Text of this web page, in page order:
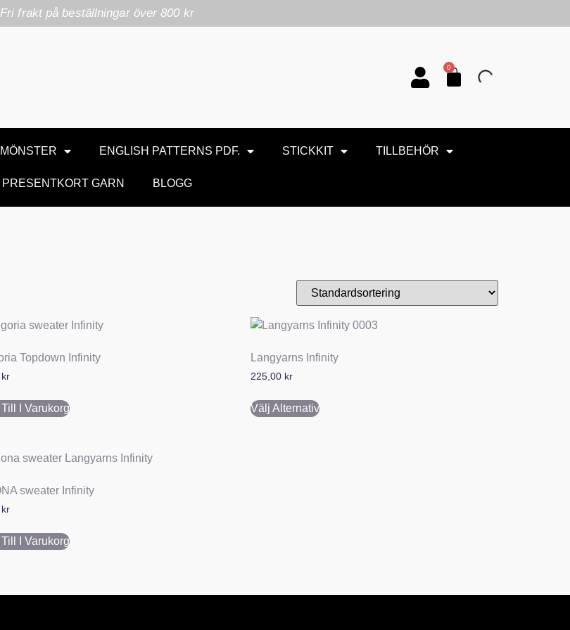
Fri frakt på beställningar över 800 kr
0
ENGLISH PATTERNS PDF. STICKKIT TILLBEHÖR
PRESENTKORT GARN BLOGG
Topdown Infinity
kr
I Varukorg
Langyarns Infinity
225,00 kr
Välj Alternativ
sweater Infinity
kr
I Varukorg